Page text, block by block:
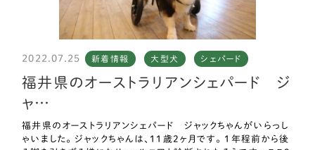
2022.07.25 新着情報 大型犬 シェパード
福井県のオーストラリアンシェパード ジ
ャ…
福井県のオーストラリアンシェパード ジャックちゃんがいらっし
ゃいました。 ジャックちゃんは、11歳2ヶ月です。 1年程前から後